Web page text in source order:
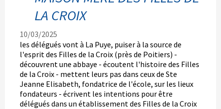
LA CROIX
10/03/2025
les délégués vont à La Puye, puiser à la source de
l'esprit des Filles de la Croix (près de Poitiers) -
découvrent une abbaye - écoutent l'histoire des Filles
de la Croix - mettent leurs pas dans ceux de Ste
Jeanne Elisabeth, fondatrice de l'école, sur les lieux
fondateurs - écrivent les intentions pour être
délégués dans un établissement des Filles de la Croix